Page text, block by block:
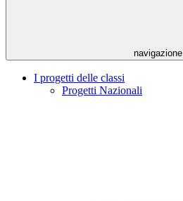
navigazione
I progetti delle classi
Progetti Nazionali